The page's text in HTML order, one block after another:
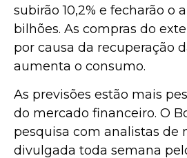
subirão 10,2% e fecharão o
bilhões. As compras do
por causa da recuperação
aumenta o consumo.
As previsões estão mais
do mercado financeiro. O
pesquisa com analistas de
divulgada toda semana